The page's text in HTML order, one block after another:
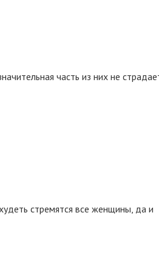
часть из них не
стремятся все женщины, да и